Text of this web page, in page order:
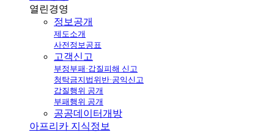
열린경영
정보공개
제도소개
사전정보공표
고객신고
부정부패·갑질피해 신고
청탁금지법위반·공익신고
갑질행위 공개
부패행위 공개
공공데이터개방
아프리카 지식정보